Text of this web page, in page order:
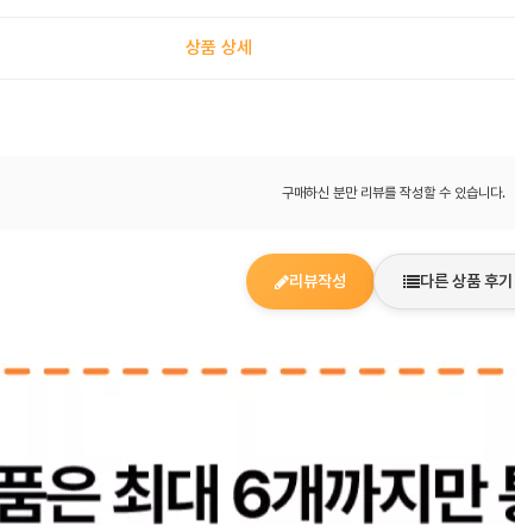
상품 상세
구매하신 분만 리뷰를 작성할 수 있습니다.
리뷰작성 다른 상품 후기